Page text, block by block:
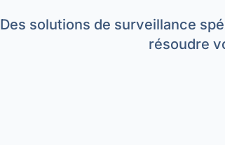
Des solutions de surveillance
résoudre